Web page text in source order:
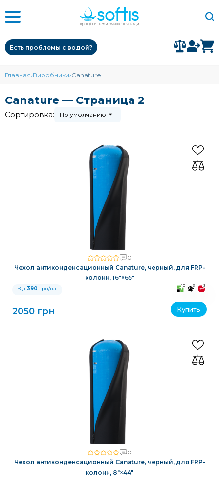
Есть проблемы с водой?
Главная Виробники Canature
Canature — Страница 2
Сортировка: По умолчанию
0
Чехол антиконденсационный Canature, черный, для FRP-
колонн, 16″×65″
Від 390 грн/пл. 10 3 3
2050 грн Купить
0
Чехол антиконденсационный Canature, черный, для FRP-
колонн, 8″×44″